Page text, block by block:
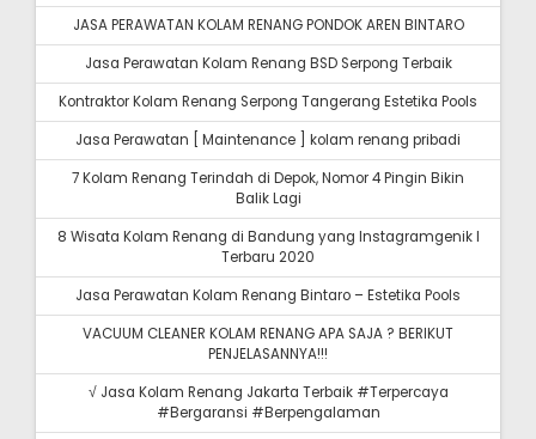
JASA PERAWATAN KOLAM RENANG PONDOK AREN BINTARO
Jasa Perawatan Kolam Renang BSD Serpong Terbaik
Kontraktor Kolam Renang Serpong Tangerang Estetika Pools
Jasa Perawatan [ Maintenance ] kolam renang pribadi
7 Kolam Renang Terindah di Depok, Nomor 4 Pingin Bikin
Balik Lagi
8 Wisata Kolam Renang di Bandung yang Instagramgenik I
Terbaru 2020
Jasa Perawatan Kolam Renang Bintaro – Estetika Pools
VACUUM CLEANER KOLAM RENANG APA SAJA ? BERIKUT
PENJELASANNYA!!!
√ Jasa Kolam Renang Jakarta Terbaik #Terpercaya
#Bergaransi #Berpengalaman